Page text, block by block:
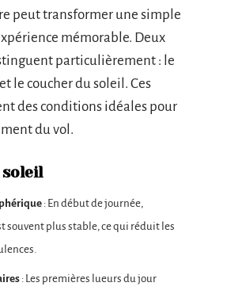
peut transformer une simple
mémorable. Deux
particulièrement : le
le coucher du soleil. Ces
des conditions idéales pour
du vol.
soleil
: En début de journée,
souvent plus stable, ce qui réduit les
: Les premières lueurs du jour